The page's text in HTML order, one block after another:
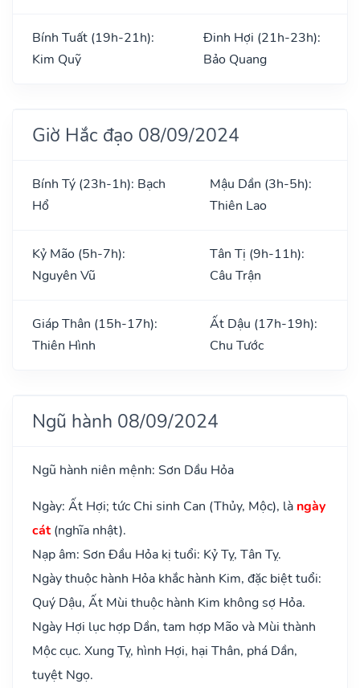
Bính Tuất (19h-21h):
Kim Quỹ
Đinh Hợi (21h-23h):
Bảo Quang
Giờ Hắc đạo 08/09/2024
Bính Tý (23h-1h): Bạch
Hổ
Mậu Dần (3h-5h):
Thiên Lao
Kỷ Mão (5h-7h):
Nguyên Vũ
Tân Tị (9h-11h):
Câu Trận
Giáp Thân (15h-17h):
Thiên Hình
Ất Dậu (17h-19h):
Chu Tước
Ngũ hành 08/09/2024
Ngũ hành niên mệnh: Sơn Dầu Hỏa
Ngày: Ất Hợi; tức Chi sinh Can (Thủy, Mộc), là ngày
cát(nghĩa nhật).
Nạp âm: Sơn Đầu Hỏa kị tuổi: Kỷ Tỵ, Tân Tỵ.
Ngày thuộc hành Hỏa khắc hành Kim, đặc biệt tuổi:
Quý Dậu, Ất Mùi thuộc hành Kim không sợ Hỏa.
Ngày Hợi lục hợp Dần, tam hợp Mão và Mùi thành
Mộc cục. Xung Tỵ, hình Hợi, hại Thân, phá Dần,
tuyệt Ngọ.